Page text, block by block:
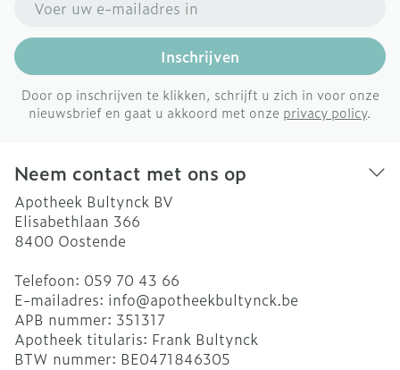
Inschrijven
Door op inschrijven te klikken, schrijft u zich in voor onze
nieuwsbrief en gaat u akkoord met onze privacy policy.
Neem contact met ons op
Apotheek Bultynck BV
Elisabethlaan 366
8400 Oostende
Telefoon: 059 70 43 66
E-mailadres: info@apotheekbultynck.be
APB nummer: 351317
Apotheek titularis: Frank Bultynck
BTW nummer: BE0471846305